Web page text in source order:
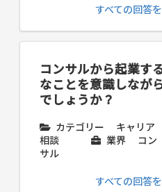
すべての回答
コンサルから起業す
なことを意識しなが
でしょうか？
カテゴリー
キャリア
相談
業界
コン
サル
すべての回答